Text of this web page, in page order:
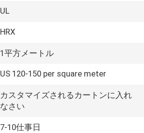
UL
HRX
1平方メートル
US 120-150 per square meter
カスタマイズされるカートンに入れ
なさい
7-10仕事日